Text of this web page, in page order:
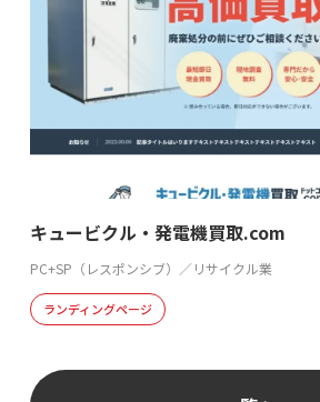
キュービクル・発電機買取.com
PC+SP（レスポンシブ）／リサイクル業
ランディングページ